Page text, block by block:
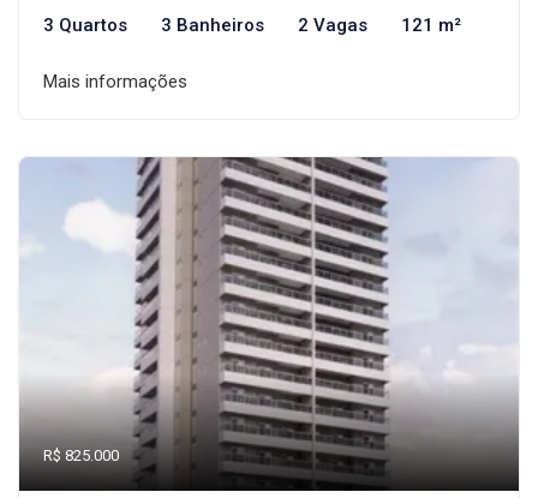
3 Quartos 3 Banheiros 2 Vagas 121 m²
Mais informações
R$ 825.000